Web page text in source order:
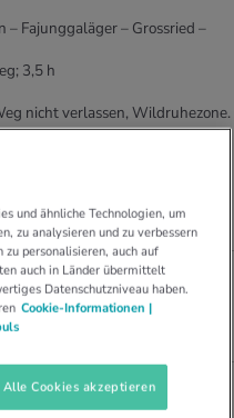
– Fajunggaläger – Grossried –
3,5 h
nicht verlassen, Wildruhezone.
Valpun
Ge­schich­te und Bünd­
Bären und die Kälte
und ähnliche Technologien, um
zu analysieren und zu verbessern
personalisieren, auch auf
auch in Länder übermittelt
Datenschutzniveau haben.
Cookie-Informationen |
Alle Cookies akzeptieren